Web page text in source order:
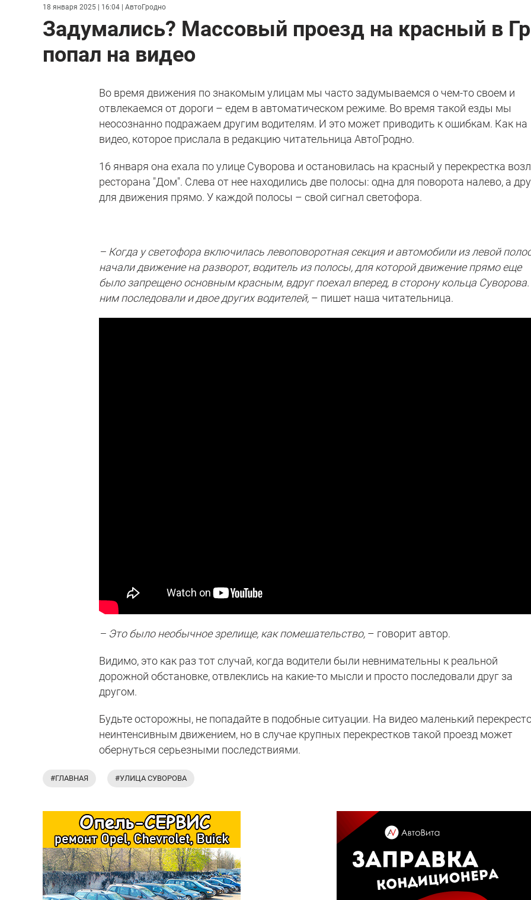
18 января 2025 | 16:04 | АвтоГродно
Задумались? Массовый проезд на красный в
попал на видео
Во время движения по знакомым улицам мы часто задумываемся о чем-то своем и
отвлекаемся от дороги – едем в автоматическом режиме. Во время такой езды мы
неосознанно подражаем другим водителям. И это может приводить к ошибкам. Как на
видео, которое прислала в редакцию читательница АвтоГродно.
16 января она ехала по улице Суворова и остановилась на красный у перекрестка
ресторана "Дом". Слева от нее находились две полосы: одна для поворота налево, а
для движения прямо. У каждой полосы – свой сигнал светофора.
– Когда у светофора включилась левоповоротная секция и автомобили из левой
начали движение на разворот, водитель из полосы, для которой движение прямо еще
было запрещено основным красным, вдруг поехал вперед, в сторону кольца
ним последовали и двое других водителей, – пишет наша читательница.
– Это было необычное зрелище, как помешательство, – говорит автор.
Видимо, это как раз тот случай, когда водители были невнимательны к реальной
дорожной обстановке, отвлеклись на какие-то мысли и просто последовали друг за
другом.
Будьте осторожны, не попадайте в подобные ситуации. На видео маленький
неинтенсивным движением, но в случае крупных перекрестков такой проезд может
обернуться серьезными последствиями.
#ГЛАВНАЯ #УЛИЦА СУВОРОВА